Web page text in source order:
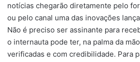
notícias chegarão diretamente pelo
ou pelo canal uma das inovações
Não é preciso ser assinante para
o internauta pode ter, na palma da
verificadas e com credibilidade. Para